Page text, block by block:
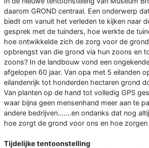
daarom GROND centraal. Een onderwerp
biedt om vanuit het verleden te kijken naar
gesprek met de tuinders, hoe werkte de
hoe ontwikkelde zich de zorg voor de
opbrengst van die grond via hun zoons en
zoons? In de landbouw vond een
afgelopen 60 jaar. Van opa met 5 eilanden
eilandenrijk tot honderden hectaren grond
Van planten op de hand tot volledig GPS
waar bijna geen mensenhand meer aan te
andere bedrijven.......en ondanks dat nog
hoe zorgt de grond voor ons en hoe
Tijdelijke tentoonstelling